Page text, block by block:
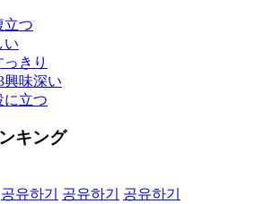
立つ
い
っきり
興味深い
に立つ
キング
공유하기 공유하기
공유하기